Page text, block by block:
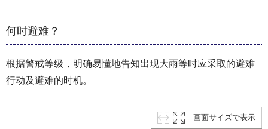
何时避难？
根据警戒等级，明确易懂地告知出现大雨等时应采取的避难
行动及避难的时机。
画面サイズで表示